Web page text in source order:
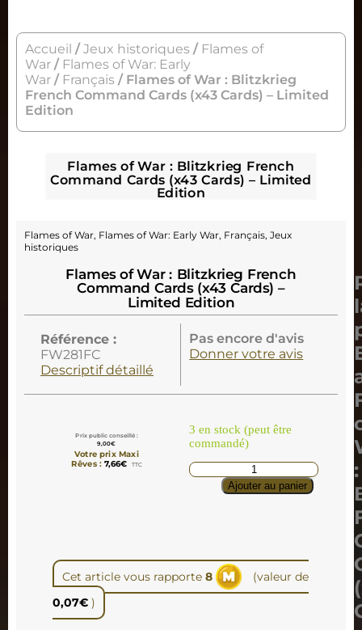
Accueil /Jeux historiques / Flames of
War / Flames of War: Early
War / Français / Flames of War : Blitzkrieg
French Command Cards (x43 Cards) – Limited
Edition
Flames of War : Blitzkrieg French
Command Cards (x43 Cards) – Limited
Edition
:
Flames of War, Flames of War: Early War, Français, Jeux
historiques
Flames of War : Blitzkrieg French
Command Cards (x43 Cards) –
Limited Edition
Référence :
FW281FC
Descriptif détaillé
Pas encore d'avis
Donner votre avis
Prix public conseillé :
9,00€
Votre prix Maxi
Rêves : 7,66€ TTC
3 en stock (peut être
commandé)
Ajouter au panier
Cet article vous rapporte 8
(valeur de
0,07€ )